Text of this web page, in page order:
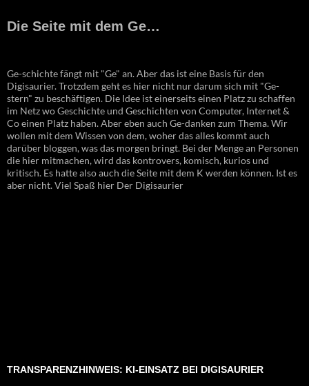
Die Seite mit dem Ge…
Ge-schichte fängt mit "Ge" an. Aber das ist eine Basis für den
Digisaurier. Trotzdem geht es hier nicht nur darum sich mit "Ge-
stern" zu beschäftigen. Die Idee ist einerseits einen Platz zu schaffen
im Netz wo Geschichte und Geschichten von Computer, Internet &
Co einen Platz haben. Aber eben auch Ge-danken zum Thema. Wir
wollen mit dem Wissen von dem, woher das alles kommt auch
darüber bloggen, was das morgen bringt. Bei der Menge an Personen
die hier mitmachen, wird das kontrovers, komisch, kurios und
kritisch. Es hatte also auch die Seite mit dem K werden können. Ist es
aber nicht. Viel Spaß hier Der Digisaurier
TRANSPARENZHINWEIS: KI-EINSATZ BEI DIGISAURIER